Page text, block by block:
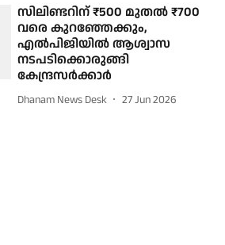
സിലിണ്ടറിന് ₹500 മുതല്‍ ₹700
വരെ കുറഞ്ഞേക്കും,
എല്‍പിജിയില്‍ ആശ്വാസ
നടപടിക്കൊരുങ്ങി
കേന്ദ്രസര്‍ക്കാര്‍
Dhanam News Desk 27 Jun 2026